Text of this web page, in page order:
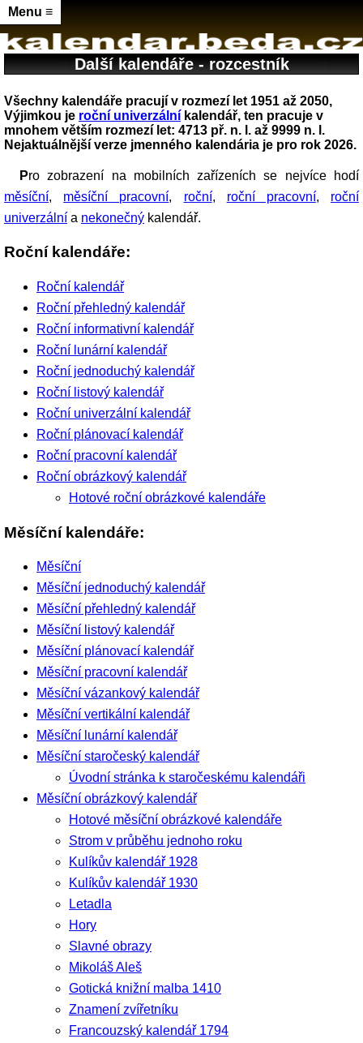
Menu ≡
Další kalendáře - rozcestník
Všechny kalendáře pracují v rozmezí let 1951 až 2050,
Výjimkou je roční univerzální kalendář, ten pracuje v
mnohem větším rozmezí let: 4713 př. n. l. až 9999 n. l.
Nejaktuálnější verze jmenného kalendária je pro rok 2026.
Pro zobrazení na mobilních zařízeních se nejvíce hodí
měsíční, měsíční pracovní, roční, roční pracovní, roční
univerzální a nekonečný kalendář.
Roční kalendáře:
Roční kalendář
Roční přehledný kalendář
Roční informativní kalendář
Roční lunární kalendář
Roční jednoduchý kalendář
Roční listový kalendář
Roční univerzální kalendář
Roční plánovací kalendář
Roční pracovní kalendář
Roční obrázkový kalendář
Hotové roční obrázkové kalendáře
Měsíční kalendáře:
Měsíční
Měsíční jednoduchý kalendář
Měsíční přehledný kalendář
Měsíční listový kalendář
Měsíční plánovací kalendář
Měsíční pracovní kalendář
Měsíční vázankový kalendář
Měsíční vertikální kalendář
Měsíční lunární kalendář
Měsíční staročeský kalendář
Úvodní stránka k staročeskému kalendáři
Měsíční obrázkový kalendář
Hotové měsíční obrázkové kalendáře
Strom v průběhu jednoho roku
Kulíkův kalendář 1928
Kulíkův kalendář 1930
Letadla
Hory
Slavné obrazy
Mikoláš Aleš
Gotická knižní malba 1410
Znamení zvířetníku
Francouzský kalendář 1794